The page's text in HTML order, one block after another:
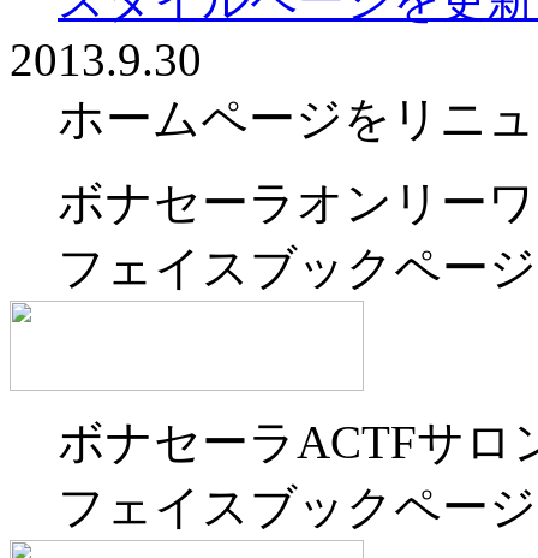
2013.9.30
ホームページをリニ
ボナセーラオンリー
フェイスブックペー
ボナセーラACTFサロ
フェイスブックペー